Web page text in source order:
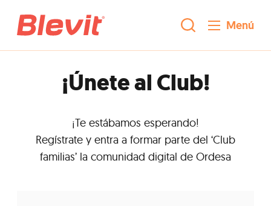
Menú
¡Únete al Club!
¡Te estábamos esperando!
Regístrate y entra a formar parte del ‘Club
familias’ la comunidad digital de Ordesa